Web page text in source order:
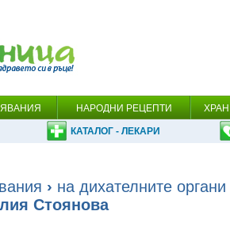
НАРОДНИ РЕЦЕПТИ
КАТАЛОГ - ЛЕКАРИ
› на дихателните
Стоянова